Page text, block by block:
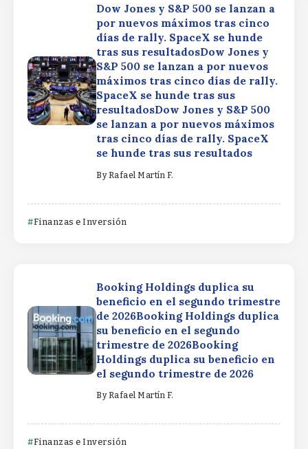
Dow Jones y S&P 500 se lanzan a
por nuevos máximos tras cinco
días de rally. SpaceX se hunde
tras sus resultadosDow Jones y
S&P 500 se lanzan a por nuevos
máximos tras cinco días de rally.
SpaceX se hunde tras sus
resultadosDow Jones y S&P 500
se lanzan a por nuevos máximos
tras cinco días de rally. SpaceX
se hunde tras sus resultados
By Rafael Martín F.
Finanzas e Inversión
Booking Holdings duplica su
beneficio en el segundo trimestre
de 2026Booking Holdings duplica
su beneficio en el segundo
trimestre de 2026Booking
Holdings duplica su beneficio en
el segundo trimestre de 2026
By Rafael Martín F.
Finanzas e Inversión